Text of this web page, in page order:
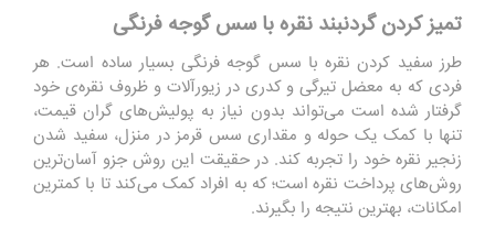
تمیز کردن گردنبند نقره با سس گوجه فرنگی
طرز سفید کردن نقره با سس گوجه فرنگی بسیار ساده است. هر
فردی که به معضل تیرگی و کدری در زیورآلات و ظروف نقره‌ی خود
گرفتار شده است می‌تواند بدون نیاز به پولیش‌های گران قیمت،
تنها با کمک یک حوله و مقداری سس قرمز در منزل، سفید شدن
زنجیر نقره خود را تجربه کند. در حقیقت این روش جزو آسان‌ترین
روش‌های پرداخت نقره است؛ که به افراد کمک می‌کند تا با کمترین
امکانات، بهترین نتیجه را بگیرند.